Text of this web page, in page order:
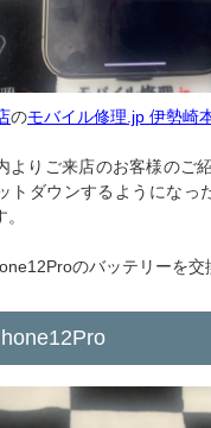
のモバイル修理.jp 伊勢崎
よりご来店のお客様のご
トダウンするようになっ
のバッテリーを交